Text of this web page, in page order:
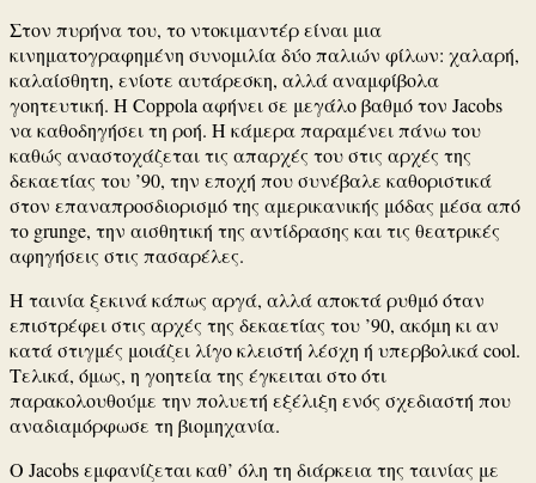
Στον πυρήνα του, το ντοκιμαντέρ είναι μια
κινηματογραφημένη συνομιλία δύο παλιών φίλων: χαλαρή,
καλαίσθητη, ενίοτε αυτάρεσκη, αλλά αναμφίβολα
γοητευτική. Η Coppola αφήνει σε μεγάλο βαθμό τον Jacobs
να καθοδηγήσει τη ροή. Η κάμερα παραμένει πάνω του
καθώς αναστοχάζεται τις απαρχές του στις αρχές της
δεκαετίας του ’90, την εποχή που συνέβαλε καθοριστικά
στον επαναπροσδιορισμό της αμερικανικής μόδας μέσα από
το grunge, την αισθητική της αντίδρασης και τις θεατρικές
αφηγήσεις στις πασαρέλες.
H ταινία ξεκινά κάπως αργά, αλλά αποκτά ρυθμό όταν
επιστρέφει στις αρχές της δεκαετίας του ’90, ακόμη κι αν
κατά στιγμές μοιάζει λίγο κλειστή λέσχη ή υπερβολικά cool.
Τελικά, όμως, η γοητεία της έγκειται στο ότι
παρακολουθούμε την πολυετή εξέλιξη ενός σχεδιαστή που
αναδιαμόρφωσε τη βιομηχανία.
Ο Jacobs εμφανίζεται καθ’ όλη τη διάρκεια της ταινίας με